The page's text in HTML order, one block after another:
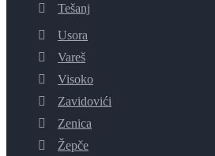
Tešanj
Usora
Vareš
Visoko
Zavidovići
Zenica
Žepče